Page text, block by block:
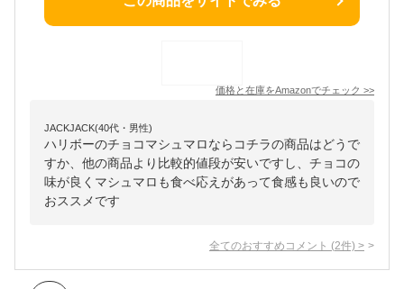
価格と在庫をAmazonでチェック >>
JACKJACK(40代・男性)
ハリボーのチョコマシュマロならコチラの商品はどうで
すか、他の商品より比較的値段が安いですし、チョコの
味が良くマシュマロも食べ応えがあって食感も良いので
おススメです
全てのおすすめコメント (2件) >